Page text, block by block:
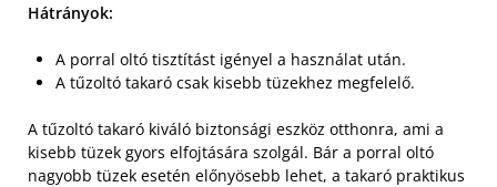
Hátrányok:
A porral oltó tisztítást igényel a használat után.
A tűzoltó takaró csak kisebb tüzekhez megfelelő.
A tűzoltó takaró kiváló biztonsági eszköz otthonra, ami a
kisebb tüzek gyors elfojtására szolgál. Bár a porral oltó
nagyobb tüzek esetén előnyösebb lehet, a takaró praktikus